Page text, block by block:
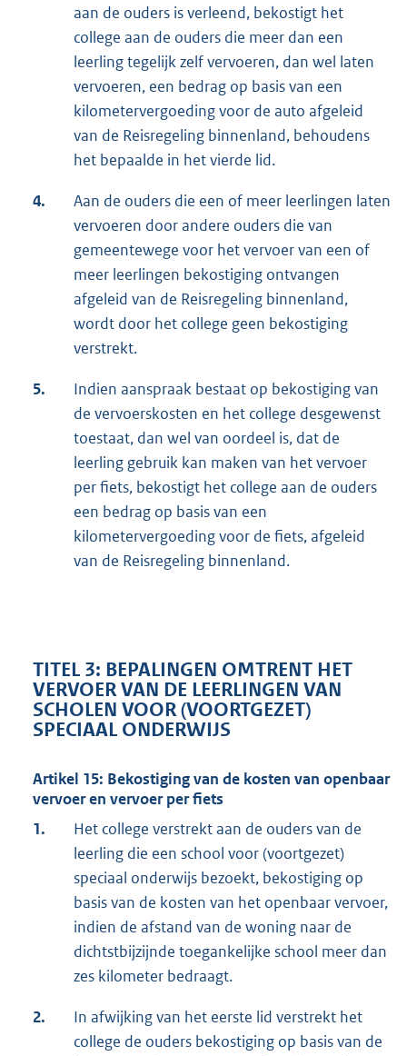
aan de ouders is verleend, bekostigt het
college aan de ouders die meer dan een
leerling tegelijk zelf vervoeren, dan wel laten
vervoeren, een bedrag op basis van een
kilometervergoeding voor de auto afgeleid
van de Reisregeling binnenland, behoudens
het bepaalde in het vierde lid.
4.
Aan de ouders die een of meer leerlingen laten
vervoeren door andere ouders die van
gemeentewege voor het vervoer van een of
meer leerlingen bekostiging ontvangen
afgeleid van de Reisregeling binnenland,
wordt door het college geen bekostiging
verstrekt.
5.
Indien aanspraak bestaat op bekostiging van
de vervoerskosten en het college desgewenst
toestaat, dan wel van oordeel is, dat de
leerling gebruik kan maken van het vervoer
per fiets, bekostigt het college aan de ouders
een bedrag op basis van een
kilometervergoeding voor de fiets, afgeleid
van de Reisregeling binnenland.
TITEL 3: BEPALINGEN OMTRENT HET
VERVOER VAN DE LEERLINGEN VAN
SCHOLEN VOOR (VOORTGEZET)
SPECIAAL ONDERWIJS
Artikel 15: Bekostiging van de kosten van openbaar
vervoer en vervoer per fiets
1.
Het college verstrekt aan de ouders van de
leerling die een school voor (voortgezet)
speciaal onderwijs bezoekt, bekostiging op
basis van de kosten van het openbaar vervoer,
indien de afstand van de woning naar de
dichtstbijzijnde toegankelijke school meer dan
zes kilometer bedraagt.
2.
In afwijking van het eerste lid verstrekt het
college de ouders bekostiging op basis van de